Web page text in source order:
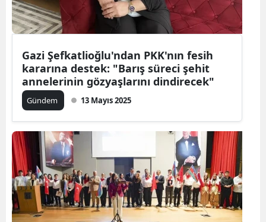
Gazi Şefkatlioğlu'ndan PKK'nın fesih
kararına destek: "Barış süreci şehit
annelerinin gözyaşlarını dindirecek"
Gündem 13 Mayıs 2025